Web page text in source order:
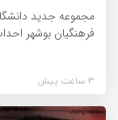
مجموعه جدید
فرهنگیان بوشهر
3 ساعت پیش